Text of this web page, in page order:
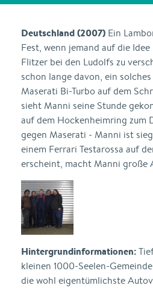
Deutschland (2007) Ein
Fest, wenn jemand auf die
Flitzer bei den Ludolfs zu
schon lange davon, ein
Maserati Bi-Turbo auf dem
sieht Manni seine Stunde
auf dem Hockenheimring zum
gegen Maserati - Manni ist
einem Ferrari Testarossa auf
erscheint, macht Manni große
Hintergrundinformationen:
kleinen 1000-Seelen-
die wohl eigentümlichste